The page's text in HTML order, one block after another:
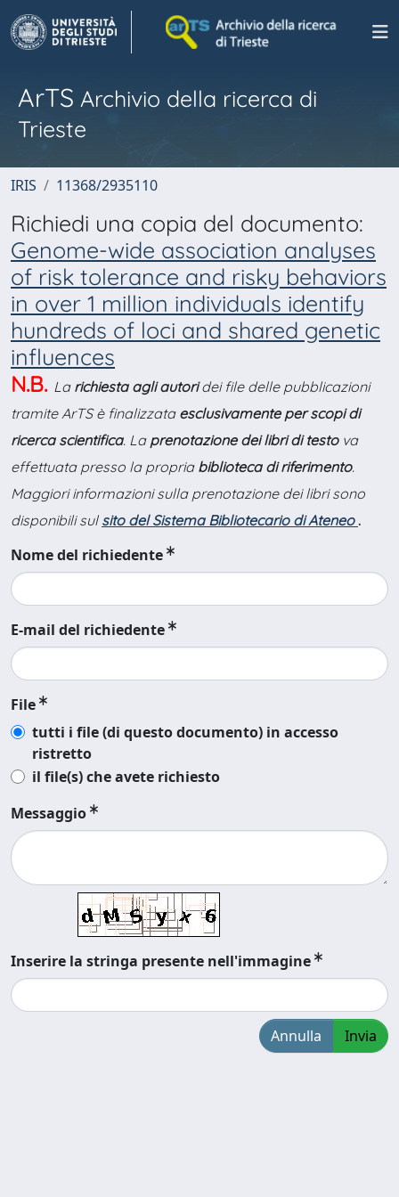
ArTS Archivio della ricerca di
Trieste
IRIS 11368/2935110
Richiedi una copia del documento:
Genome-wide association analyses
of risk tolerance and risky behaviors
in over 1 million individuals identify
hundreds of loci and shared genetic
influences
N.B. La richiesta agli autoridei file delle pubblicazioni
tramite ArTS è finalizzata esclusivamente per scopi di
ricerca scientifica. La prenotazione dei libri di testova
effettuata presso la propria biblioteca di riferimento.
Maggiori informazioni sulla prenotazione dei libri sono
disponibili sul sito del Sistema Bibliotecario di Ateneo .
Nome del richiedente
E-mail del richiedente
File
tutti i file (di questo documento) in accesso
ristretto
il file(s) che avete richiesto
Messaggio
Inserire la stringa presente nell'immagine
Annulla Invia